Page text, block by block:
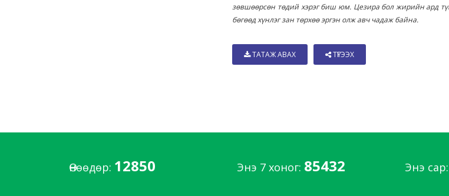
зөвшөөрсөн төдий хэрэг биш юм. Цезира бол жирийн ард
бөгөөд хүнлэг зан төрхөө эргэн олж авч чадаж байна.
ТАТАЖ АВАХ ТҮГЭЭХ
Өнөөдөр: 12850 Энэ 7 хоног: 85432 Энэ сар: